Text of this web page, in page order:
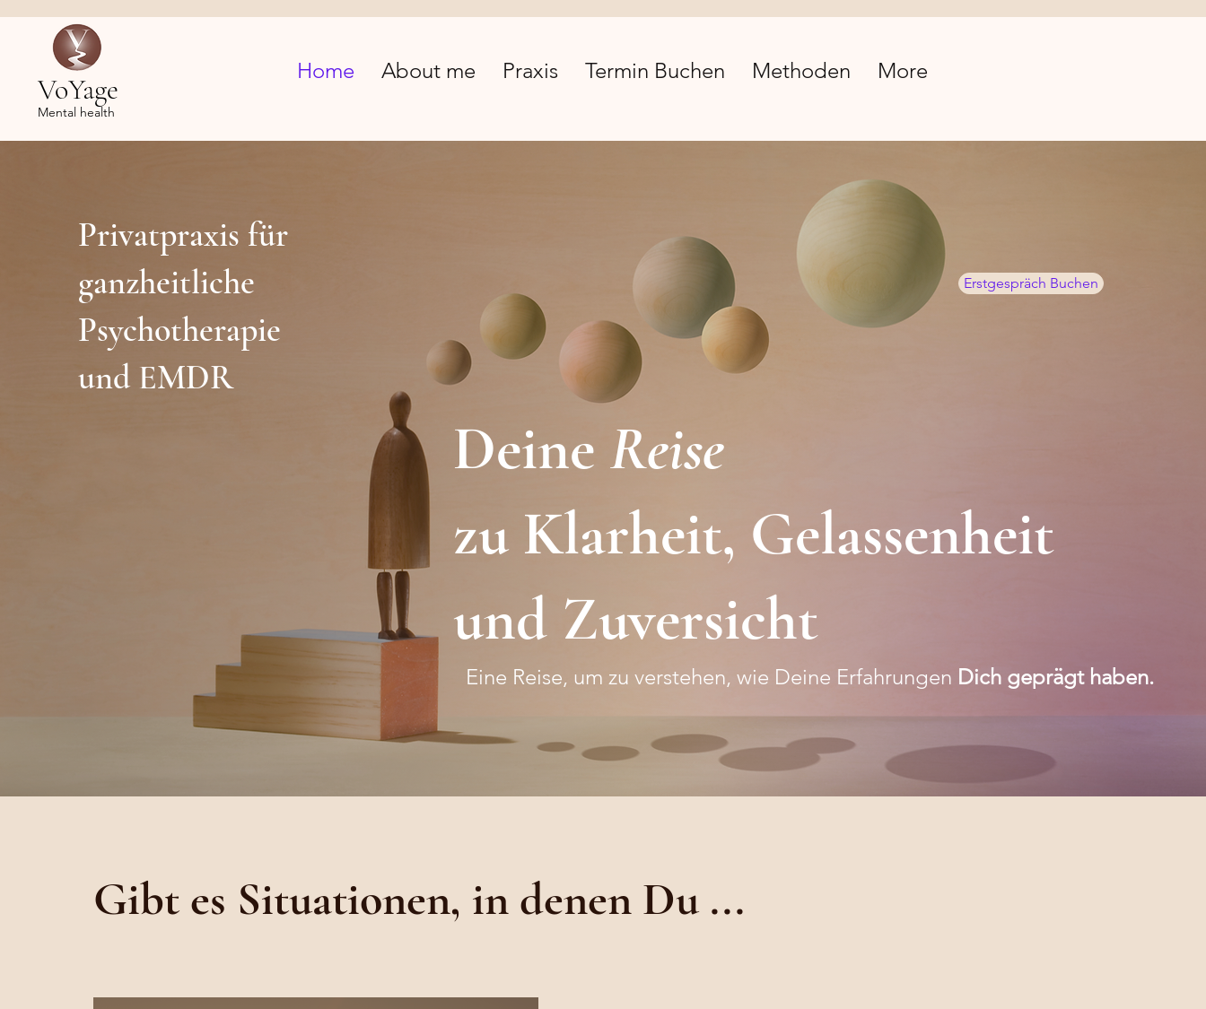
VoYage
Mental health
Home About me Praxis Termin Buchen Methoden More
Privatpraxis für
ganzheitliche
Psychotherapie
und EMDR
Erstgespräch Buchen
Deine Reise
zu Klarheit, Gelassenheit
und Zuversicht
Eine Reise, um zu verstehen, wie Deine Erfahrungen Dich geprägt haben.
Gibt es Situationen, in denen Du ...